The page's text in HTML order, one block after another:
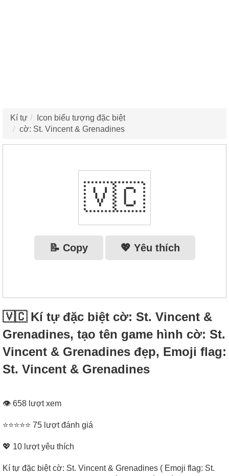
Kí tự
Icon biểu tượng đặc biệt
cờ: St. Vincent & Grenadines
🇻🇨
📝 Copy 💖 Yêu thích
🇻🇨 Kí tự đặc biệt cờ: St. Vincent &
Grenadines, tạo tên game hình cờ: St.
Vincent & Grenadines đẹp, Emoji flag:
St. Vincent & Grenadines
👁 658 lượt xem
⭐⭐⭐⭐⭐ 75 lượt đánh giá
💖 10 lượt yêu thích
Kí tự đặc biệt cờ: St. Vincent & Grenadines ( Emoji flag: St.